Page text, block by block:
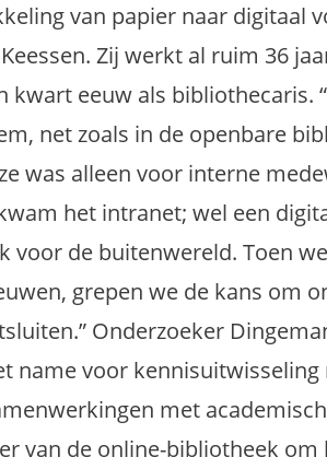
van papier naar digitaal
Zij werkt al ruim 36
kwart eeuw als bibliothecaris.
net zoals in de openbare
was alleen voor interne
het intranet; wel een
voor de buitenwereld. Toen
grepen we de kans om
Onderzoeker
name voor kennisuitwisseling
met
van de online-bibliotheek om